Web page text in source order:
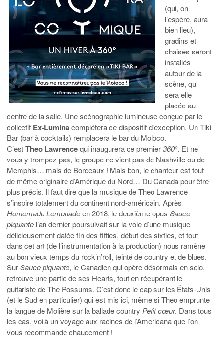
(qui, on
l’espère, aura
bien lieu),
gradins et
chaises seront
installés
autour de la
scène, qui
sera elle
placée au
centre de la salle. Une scénographie lumineuse conçue par le
collectif Ex-Luminacomplétera ce dispositif d’exception. Un Tiki
Bar (bar à cocktails) remplacera le bar du Moloco.
C’estTheo Lawrencequi inaugurera ce premier360°. Et ne
vous y trompez pas, le groupe ne vient pas de Nashville ou de
Memphis… mais de Bordeaux ! Mais bon, le chanteur est tout
de même originaire d’Amérique du Nord… Du Canada pour être
plus précis. Il faut dire que la musique de Theo Lawrence
s’inspire totalement du continent nord-américain. Après
Homemade Lemonadeen 2018, le deuxième opus Sauce
piquante l’an dernier poursuivait sur la voie d’une musique
délicieusement datée fin des fifties, début des sixties, et tout
dans cet art (de l’instrumentation à la production) nous ramène
au bon vieux temps du rock’n’roll, teinté de country et de blues.
SurSauce piquante, le Canadien qui opère désormais en solo,
retrouve une partie de ses Hearts, tout en récupérant le
guitariste de The Possums. C’est donc le cap sur les États-Unis
(et le Sud en particulier) qui est mis ici, même si Theo emprunte
la langue de Molière sur la ballade country Petit cœur. Dans tous
les cas, voilà un voyage aux racines de l’Americana que l’on
vous recommande chaudement !